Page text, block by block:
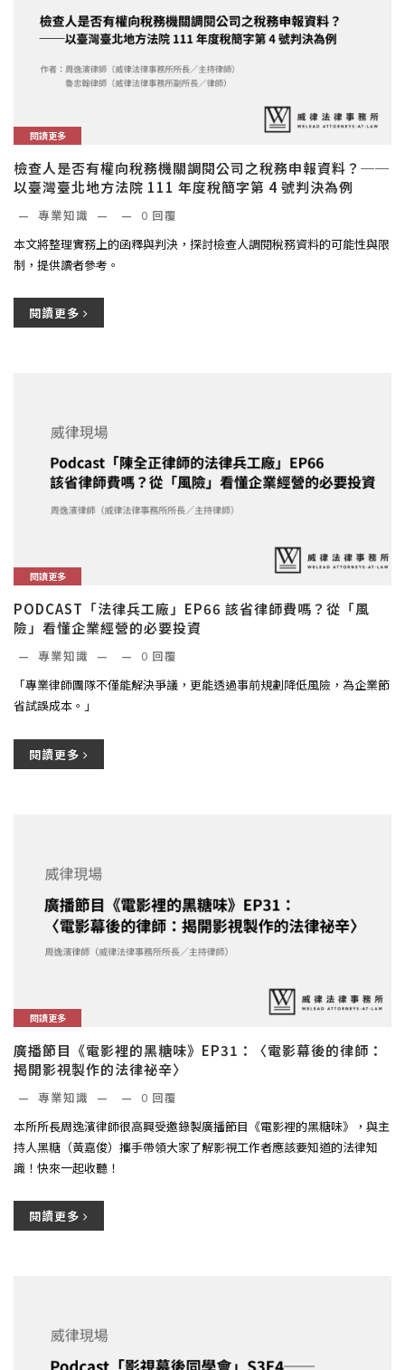
閱讀更多
檢查人是否有權向稅務機關調閱公司之稅務申報資料？──
以臺灣臺北地方法院 111 年度稅簡字第 4 號判決為例
— 專業知識 — — 0 回覆
本文將整理實務上的函釋與判決，探討檢查人調閱稅務資料的可能性與限
制，提供讀者參考。
閱讀更多
閱讀更多
PODCAST「法律兵工廠」EP66 該省律師費嗎？從「風
險」看懂企業經營的必要投資
— 專業知識 — — 0 回覆
「專業律師團隊不僅能解決爭議，更能透過事前規劃降低風險，為企業節
省試誤成本。」
閱讀更多
閱讀更多
廣播節目《電影裡的黑糖味》EP31：〈電影幕後的律師：
揭開影視製作的法律祕辛〉
— 專業知識 — — 0 回覆
本所所長周逸濱律師很高興受邀錄製廣播節目《電影裡的黑糖味》，與主
持人黑糖（黃嘉俊）攜手帶領大家了解影視工作者應該要知道的法律知
識！快來一起收聽！
閱讀更多